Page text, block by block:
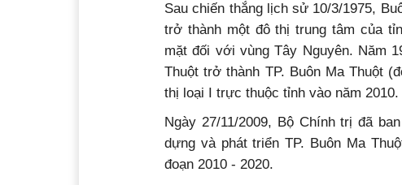
Sau chiến thắng lịch sử 10/3/1975,
trở thành một đô thị trung tâm của
mặt đối với vùng Tây Nguyên. Năm
Thuột trở thành TP. Buôn Ma Thuột
thị loại I trực thuộc tỉnh vào năm 2010.
Ngày 27/11/2009, Bộ Chính trị đã
dựng và phát triển TP. Buôn Ma
đoạn 2010 - 2020.